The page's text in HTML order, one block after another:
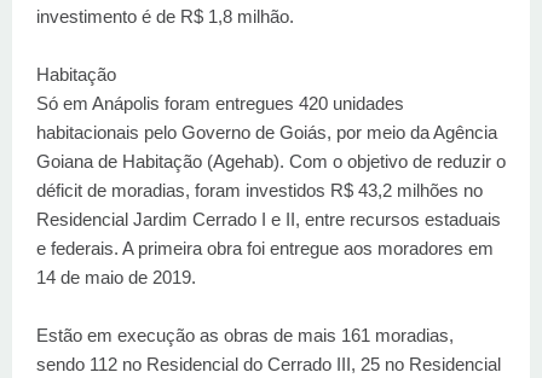
investimento é de R$ 1,8 milhão.
Habitação
Só em Anápolis foram entregues 420 unidades
habitacionais pelo Governo de Goiás, por meio da Agência
Goiana de Habitação (Agehab). Com o objetivo de reduzir o
déficit de moradias, foram investidos R$ 43,2 milhões no
Residencial Jardim Cerrado I e II, entre recursos estaduais
e federais. A primeira obra foi entregue aos moradores em
14 de maio de 2019.
Estão em execução as obras de mais 161 moradias,
sendo 112 no Residencial do Cerrado III, 25 no Residencial